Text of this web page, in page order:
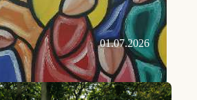
01.07.2026